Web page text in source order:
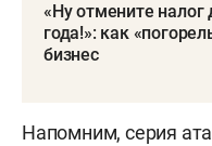
«Ну отмените
года!»: как
бизнес
Напомним, серия